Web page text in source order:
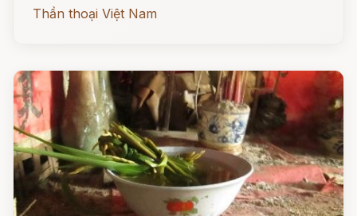
Thần thoại Việt Nam